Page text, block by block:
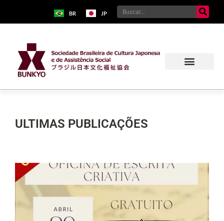
BR JP
ULTIMAS PUBLICAÇÕES